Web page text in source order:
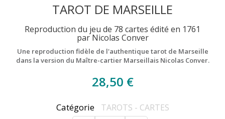
TAROT DE MARSEILLE
Reproduction du jeu de 78 cartes édité en 1761
par Nicolas Conver
Une reproduction fidèle de l'authentique tarot de Marseille
dans la version du Maître-cartier Marseillais Nicolas Conver.
28,50 €
Catégorie TAROTS - CARTES